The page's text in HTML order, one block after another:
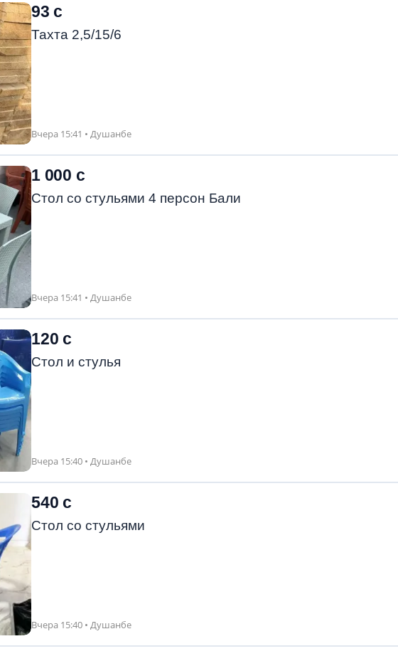
93 с
Тахта 2,5/15/6
Вчера 15:41 • Душанбе
1 000 с
Стол со стульями 4 персон Бали
Вчера 15:41 • Душанбе
120 с
Стол и стулья
Вчера 15:40 • Душанбе
540 с
Стол со стульями
Вчера 15:40 • Душанбе